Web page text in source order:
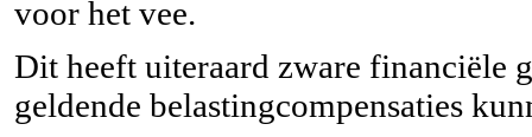
voor het vee.
Dit heeft uiteraard zware financiële
geldende belastingcompensaties